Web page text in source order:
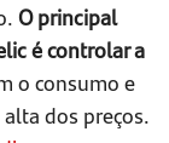
O principal
é controlar a
o consumo e
dos preços.